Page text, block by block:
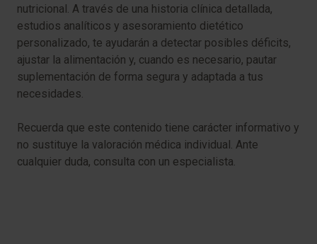
nutricional. A través de una historia clínica detallada,
estudios analíticos y asesoramiento dietético
personalizado, te ayudarán a detectar posibles déficits,
ajustar la alimentación y, cuando es necesario, pautar
suplementación de forma segura y adaptada a tus
necesidades.
Recuerda que este contenido tiene carácter informativo y
no sustituye la valoración médica individual. Ante
cualquier duda, consulta con un especialista.